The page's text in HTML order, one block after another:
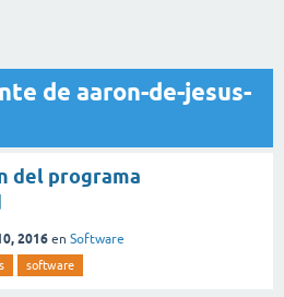
de aaron-de-jesus-
del programa
2016 en Software
software